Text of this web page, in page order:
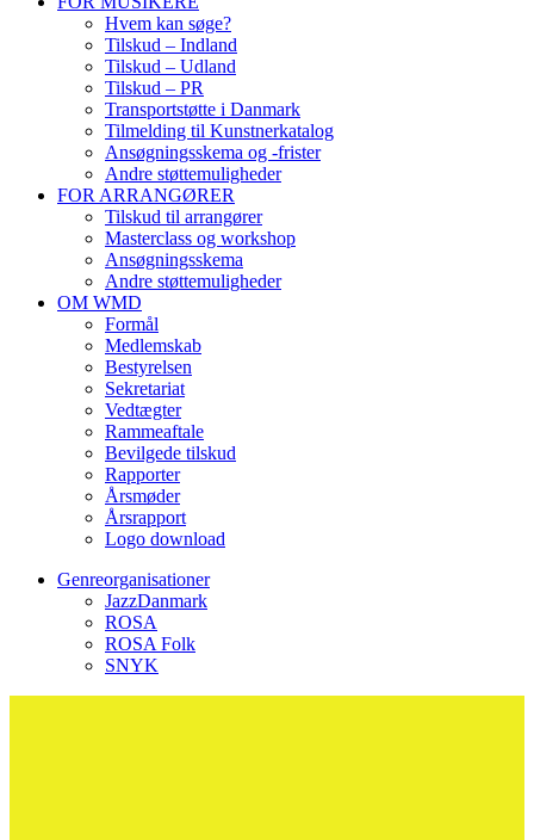
Hvem kan søge?
Tilskud – Indland
Tilskud – Udland
Tilskud – PR
Transportstøtte i Danmark
Tilmelding til Kunstnerkatalog
Ansøgningsskema og -frister
Andre støttemuligheder
FOR ARRANGØRER
Tilskud til arrangører
Masterclass og workshop
Ansøgningsskema
Andre støttemuligheder
OM WMD
Formål
Medlemskab
Bestyrelsen
Sekretariat
Vedtægter
Rammeaftale
Bevilgede tilskud
Rapporter
Årsmøder
Årsrapport
Logo download
Genreorganisationer
JazzDanmark
ROSA
ROSA Folk
SNYK